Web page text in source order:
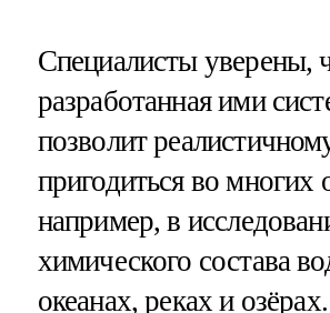
Специалисты уверены,
разработанная ими
позволит
пригодиться во многих
например, в
химического состава
океанах, реках и